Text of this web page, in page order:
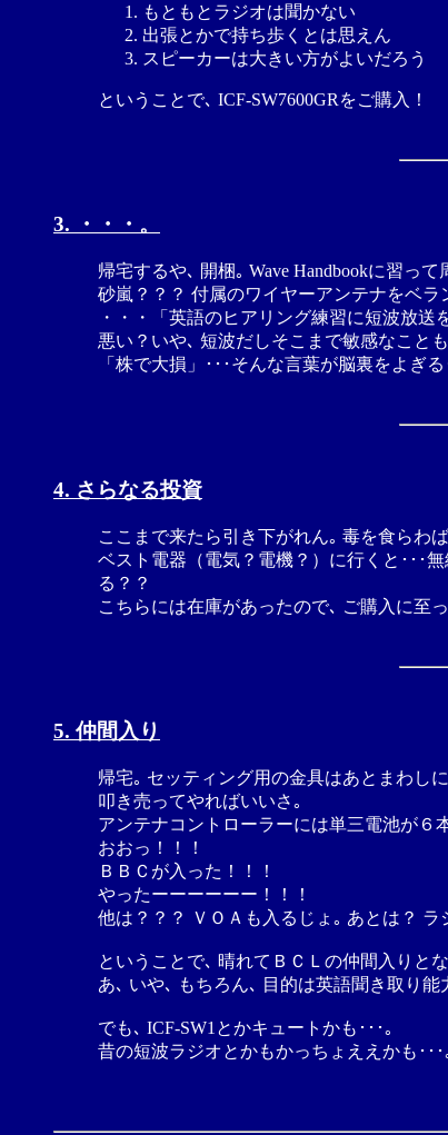
もともとラジオは聞かない
出張とかで持ち歩くとは思えん
スピーカーは大きい方がよいだろう
ということで､ ICF-SW7600GRをご購入！
3. ・・・。
帰宅するや､ 開梱｡ Wave Handbookに習っ
砂嵐？？？ 付属のワイヤーアンテナをベラ
・・・「英語のヒアリング練習に短波放
悪い？いや､ 短波だしそこまで敏感なこと
「株で大損」･･･そんな言葉が脳裏をよぎ
4. さらなる投資
ここまで来たら引き下がれん｡ 毒を食らわ
ベスト電器（電気？電機？）に行くと･･･
る？？
こちらには在庫があったので､ ご購入に至
5. 仲間入り
帰宅｡ セッティング用の金具はあとまわし
叩き売ってやればいいさ｡
アンテナコントローラーには単三電池が６
おおっ！！！
ＢＢＣが入った！！！
やったーーーーーー！！！
他は？？？ ＶＯＡも入るじょ｡ あとは？
ということで､ 晴れてＢＣＬの仲間入りと
あ､ いや､ もちろん､ 目的は英語聞き取り
でも､ ICF-SW1とかキュートかも･･･｡
昔の短波ラジオとかもかっちょええかも･･